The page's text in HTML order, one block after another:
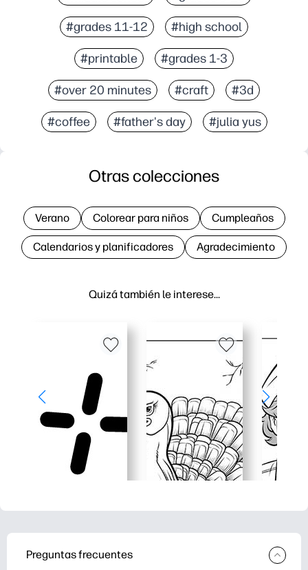
#grades 11-12 #high school
#printable #grades 1-3
#over 20 minutes #craft #3d
#coffee #father's day #julia yus
Quizá también le interese…
Otras colecciones
Verano Colorear para niños Cumpleaños
Calendarios y planificadores Agradecimiento
Preguntas frecuentes